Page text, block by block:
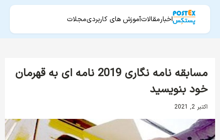
اخبارمقالاتآموزش های کاربردیمجلات
مسابقه نامه نگاری 2019 نامه ای به قهرمان
خود بنویسید
اکتبر 2, 2021